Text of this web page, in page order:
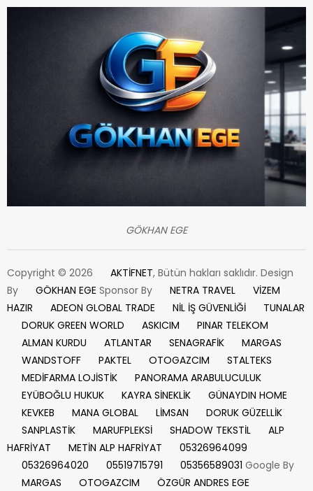
GÖKHAN EGE
Copyright © 2026 AKTİFNET, Bütün hakları saklıdır. Design
By
GÖKHAN EGE Sponsor By NETRA TRAVEL
VİZEM
HAZIR
ADEON GLOBAL TRADE NİL İŞ GÜVENLİĞİ
TUNALAR
DORUK GREEN WORLD
ASKICIM
PINAR TELEKOM
ALMAN KURDU
ATLANTAR SENAGRAFİK
MARGAS
WANDSTOFF
PAKTEL OTOGAZCIM
STALTEKS
MEDİFARMA LOJİSTİK
PANORAMA ARABULUCULUK
EYÜBOĞLU HUKUK
KAYRA SİNEKLİK
GÜNAYDIN HOME
KEVKEB
MANA GLOBAL LİMSAN
DORUK GÜZELLİK
SANPLASTİK
MARUFPLEKSİ SHADOW TEKSTİL
ALP
HAFRİYAT
METİN ALP HAFRİYAT
05326964099
05326964020
05519715791 05356589031 Google By
MARGAS
OTOGAZCIM
ÖZGÜR ANDRES EGE